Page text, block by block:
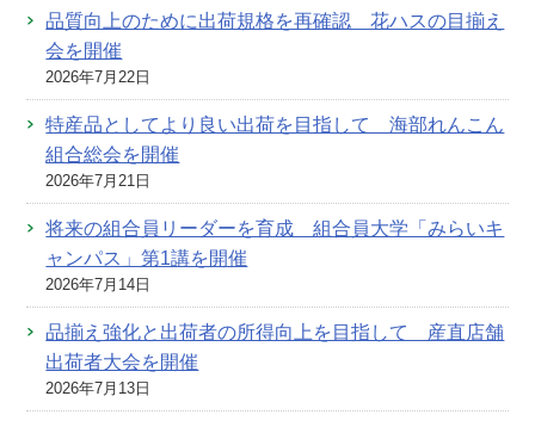
品質向上のために出荷規格を再確認 花ハスの目揃え
会を開催
2026年7月22日
特産品としてより良い出荷を目指して 海部れんこん
組合総会を開催
2026年7月21日
将来の組合員リーダーを育成 組合員大学「みらいキ
ャンパス」第1講を開催
2026年7月14日
品揃え強化と出荷者の所得向上を目指して 産直店舗
出荷者大会を開催
2026年7月13日